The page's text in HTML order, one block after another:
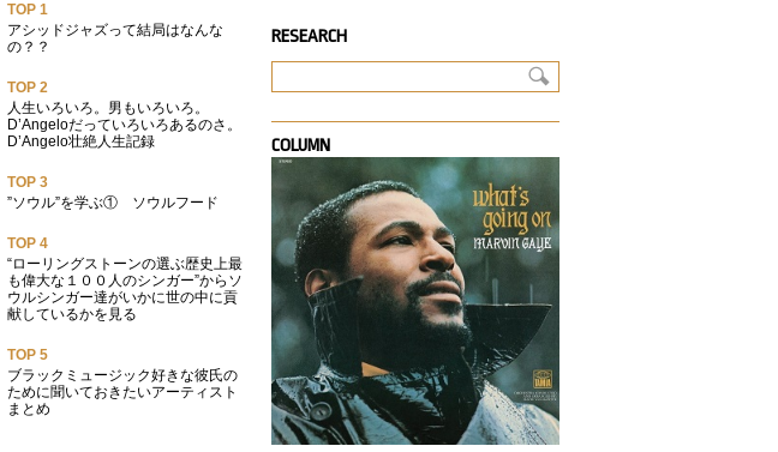
TOP 1
アシッドジャズって結局はなんな
の？？
TOP 2
人生いろいろ。男もいろいろ。
D’Angeloだっていろいろあるのさ。
D’Angelo壮絶人生記録
TOP 3
”ソウル”を学ぶ① ソウルフード
TOP 4
“ローリングストーンの選ぶ歴史上最
も偉大な１００人のシンガー”からソ
ウルシンガー達がいかに世の中に貢
献しているかを見る
TOP 5
ブラックミュージック好きな彼氏の
ために聞いておきたいアーティスト
まとめ
RESEARCH
COLUMN